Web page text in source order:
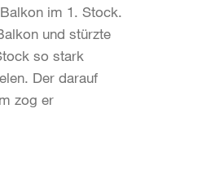
im 1. Stock.
und stürzte
so stark
Der darauf
zog er